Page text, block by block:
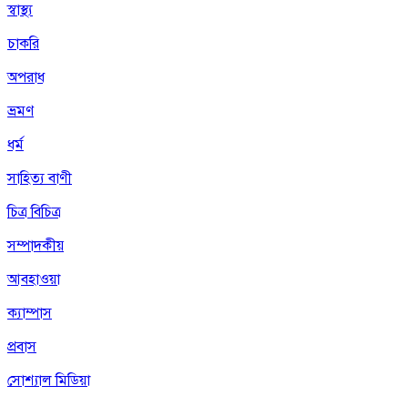
স্বাস্থ্য
চাকরি
অপরাধ
ভ্রমণ
ধর্ম
সাহিত্য বাণী
চিত্র বিচিত্র
সম্পাদকীয়
আবহাওয়া
ক্যাম্পাস
প্রবাস
সোশ্যাল মিডিয়া